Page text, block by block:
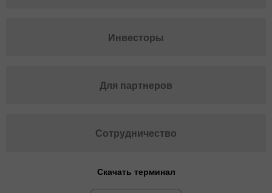
Инвесторы
Для партнеров
Сотрудничество
Скачать терминал